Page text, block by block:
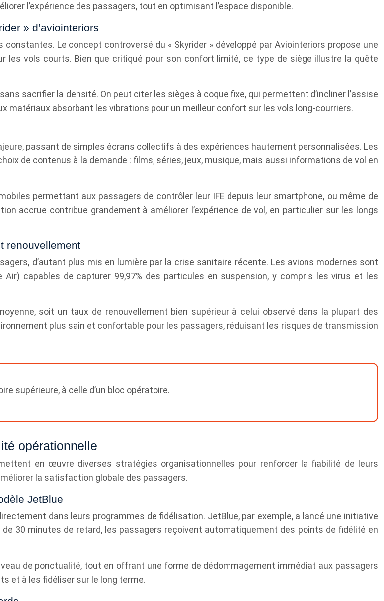
l’expérience des passagers, tout en optimisant l’espace disponible.
» d’aviointeriors
Le concept controversé du « Skyrider » développé par Aviointeriors propose une
les vols courts. Bien que critiqué pour son confort limité, ce type de siège illustre la quête
sacrifier la densité. On peut citer les sièges à coque fixe, qui permettent d’incliner l’assise
matériaux absorbant les vibrations pour un meilleur confort sur les vols long-courriers.
passant de simples écrans collectifs à des expériences hautement personnalisées. Les
de contenus à la demande : films, séries, jeux, musique, mais aussi informations de vol en
permettant aux passagers de contrôler leur IFE depuis leur smartphone, ou même de
accrue contribue grandement à améliorer l’expérience de vol, en particulier sur les longs
renouvellement
d’autant plus mis en lumière par la crise sanitaire récente. Les avions modernes sont
capables de capturer 99,97% des particules en suspension, y compris les virus et les
soit un taux de renouvellement bien supérieur à celui observé dans la plupart des
plus sain et confortable pour les passagers, réduisant les risques de transmission
supérieure, à celle d’un bloc opératoire.
opérationnelle
en œuvre diverses stratégies organisationnelles pour renforcer la fiabilité de leurs
la satisfaction globale des passagers.
JetBlue
dans leurs programmes de fidélisation. JetBlue, par exemple, a lancé une initiative
30 minutes de retard, les passagers reçoivent automatiquement des points de fidélité en
de ponctualité, tout en offrant une forme de dédommagement immédiat aux passagers
et à les fidéliser sur le long terme.